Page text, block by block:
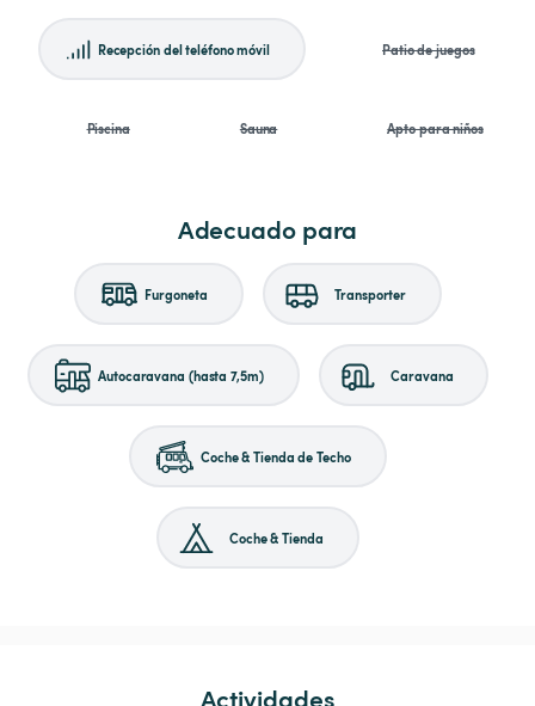
Recepción del teléfono móvil Patio de juegos
Piscina Sauna Apto para niños
Adecuado para
Furgoneta Transporter
Autocaravana (hasta 7,5m) Caravana
Coche & Tienda de Techo
Coche & Tienda
Actividades